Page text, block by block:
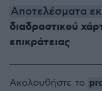
Αποτελέσματα
διαδραστικού
επικράτειας
Ακολουθήστε το